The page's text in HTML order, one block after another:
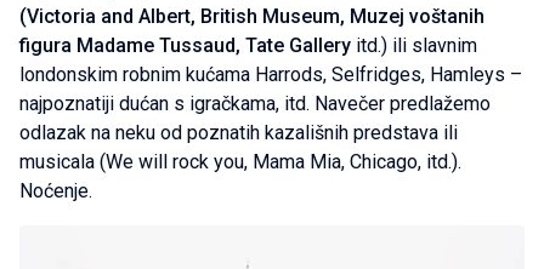
(Victoria and Albert, British Museum, Muzej voštanih
figura Madame Tussaud, Tate Gallery itd.) ili slavnim
londonskim robnim kućama Harrods, Selfridges, Hamleys –
najpoznatiji dućan s igračkama, itd. Navečer predlažemo
odlazak na neku od poznatih kazališnih predstava ili
musicala (We will rock you, Mama Mia, Chicago, itd.).
Noćenje.